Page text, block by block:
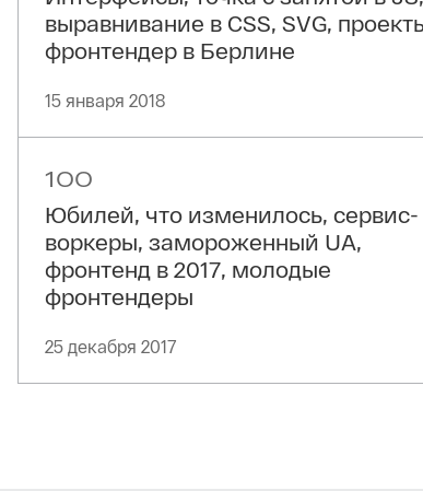
выравнивание в CSS, SVG,
фронтендер в Берлине
15 января 2018
100
Юбилей, что изменилось, сервис-
воркеры, замороженный UA,
фронтенд в 2017, молодые
фронтендеры
25 декабря 2017